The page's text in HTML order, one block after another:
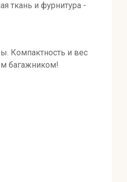
ткань и фурнитура -
Компактность и вес
багажником!